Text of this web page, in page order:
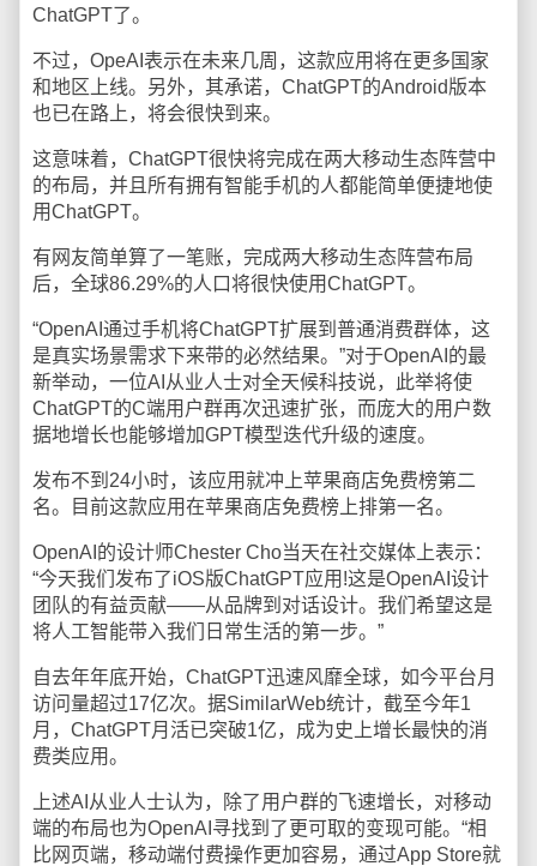
ChatGPT了。
不过，OpeAI表示在未来几周，这款应用将在更多国家
和地区上线。另外，其承诺，ChatGPT的Android版本
也已在路上，将会很快到来。
这意味着，ChatGPT很快将完成在两大移动生态阵营中
的布局，并且所有拥有智能手机的人都能简单便捷地使
用ChatGPT。
有网友简单算了一笔账，完成两大移动生态阵营布局
后，全球86.29%的人口将很快使用ChatGPT。
“OpenAI通过手机将ChatGPT扩展到普通消费群体，这
是真实场景需求下来带的必然结果。”对于OpenAI的最
新举动，一位AI从业人士对全天候科技说，此举将使
ChatGPT的C端用户群再次迅速扩张，而庞大的用户数
据地增长也能够增加GPT模型迭代升级的速度。
发布不到24小时，该应用就冲上苹果商店免费榜第二
名。目前这款应用在苹果商店免费榜上排第一名。
OpenAI的设计师Chester Cho当天在社交媒体上表示：
“今天我们发布了iOS版ChatGPT应用!这是OpenAI设计
团队的有益贡献——从品牌到对话设计。我们希望这是
将人工智能带入我们日常生活的第一步。”
自去年年底开始，ChatGPT迅速风靡全球，如今平台月
访问量超过17亿次。据SimilarWeb统计，截至今年1
月，ChatGPT月活已突破1亿，成为史上增长最快的消
费类应用。
上述AI从业人士认为，除了用户群的飞速增长，对移动
端的布局也为OpenAI寻找到了更可取的变现可能。“相
比网页端，移动端付费操作更加容易，通过App Store就